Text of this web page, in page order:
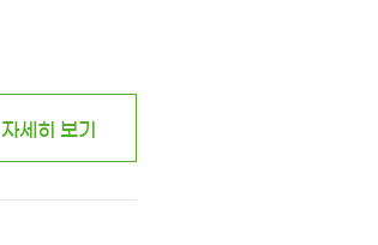
자세히 보기